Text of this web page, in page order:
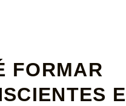
FORMAR
E